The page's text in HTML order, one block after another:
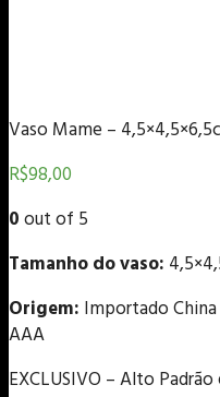
Vaso Mame –
R$98,00
0out of 5
Tamanho do vaso:
Origem: Importado
AAA
EXCLUSIVO – Alto